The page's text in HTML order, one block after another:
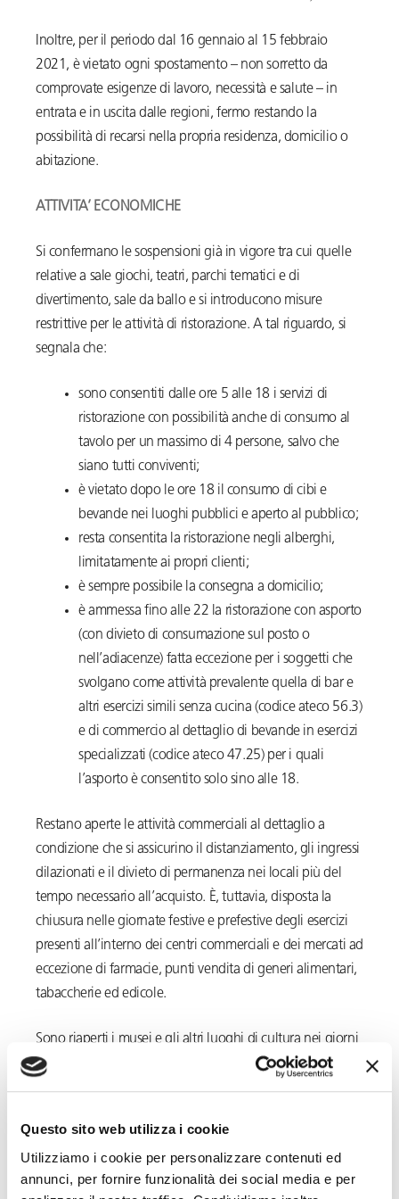
Questo sito web utilizza i cookie
Utilizziamo i cookie per personalizzare contenuti ed
annunci, per fornire funzionalità dei social media e per
Inoltre, per il periodo dal 16 gennaio al 15 febbraio
2021, è vietato ogni spostamento – non sorretto da
comprovate esigenze di lavoro, necessità e salute – in
entrata e in uscita dalle regioni, fermo restando la
possibilità di recarsi nella propria residenza, domicilio o
abitazione.
ATTIVITA’ ECONOMICHE
Si confermano le sospensioni già in vigore tra cui quelle
relative a sale giochi, teatri, parchi tematici e di
divertimento, sale da ballo e si introducono misure
restrittive per le attività di ristorazione. A tal riguardo, si
segnala che:
sono consentiti dalle ore 5 alle 18 i servizi di
ristorazione con possibilità anche di consumo al
tavolo per un massimo di 4 persone, salvo che
siano tutti conviventi;
è vietato dopo le ore 18 il consumo di cibi e
bevande nei luoghi pubblici e aperto al pubblico;
resta consentita la ristorazione negli alberghi,
limitatamente ai propri clienti;
è sempre possibile la consegna a domicilio;
è ammessa fino alle 22 la ristorazione con asporto
(con divieto di consumazione sul posto o
nell’adiacenze) fatta eccezione per i soggetti che
svolgano come attività prevalente quella di bar e
altri esercizi simili senza cucina (codice ateco 56.3)
e di commercio al dettaglio di bevande in esercizi
specializzati (codice ateco 47.25) per i quali
l’asporto è consentito solo sino alle 18.
Restano aperte le attività commerciali al dettaglio a
condizione che si assicurino il distanziamento, gli ingressi
dilazionati e il divieto di permanenza nei locali più del
tempo necessario all’acquisto. È, tuttavia, disposta la
chiusura nelle giornate festive e prefestive degli esercizi
presenti all’interno dei centri commerciali e dei mercati ad
eccezione di farmacie, punti vendita di generi alimentari,
tabaccherie ed edicole.
Sono riaperti i musei e gli altri luoghi di cultura nei giorni
feriali ed entro limiti variabili in base al flusso dei visitatori
Infine, per tutte le attività economiche non interessate da
provvedimenti restrittivi è confermato l’obbligo di
rispettare le misure anti-contagio previste nei protocolli